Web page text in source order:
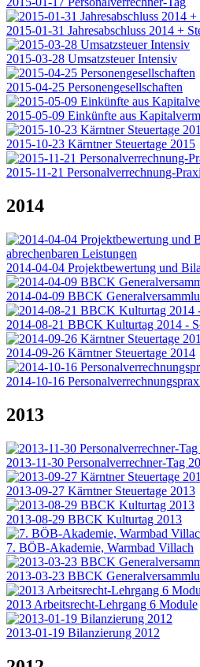
2015-01-31 Jahresabschluss 2014 +
2015-03-28 Umsatzsteuer Intensiv
2015-04-25 Personengesellschaften
2015-05-09 Einkünfte aus
2015-10-23 Kärntner Steuertage 2015
2015-11-21 Personalverrechnung-
2014
2014-04-04 Projektbewertung und
2014-04-09 BBCK
2014-08-21 BBCK Kulturtag 2014 -
2014-09-26 Kärntner Steuertage 2014
2014-10-16
2013
2013-11-30 Personalverrechner-Tag
2013-09-27 Kärntner Steuertage 2013
2013-08-29 BBCK Kulturtag 2013
7. BÖB-Akademie, Warmbad Villach
2013-03-23 BBCK
2013 Arbeitsrecht-Lehrgang 6 Module
2013-01-19 Bilanzierung 2012